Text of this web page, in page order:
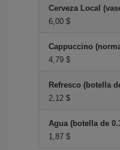
Cerveza Local
6,00 $
Cappuccino
4,79 $
Refresco (botella
2,12 $
Agua (botella de
1,87 $